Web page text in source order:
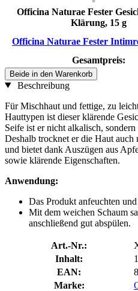
Officina Naturae Fester
Klärung, 15 g
Officina Naturae Fester
Gesamtpreis:
Beide in den Warenkorb
Beschreibung
Für Mischhaut und fettige, zu
Hauttypen ist dieser klärende
Seife ist er nicht alkalisch,
Deshalb trocknet er die Haut auch
und bietet dank Auszügen aus
sowie klärende Eigenschaften.
Anwendung:
Das Produkt anfeuchten
Mit dem weichen Schaum
anschließend gut abspülen.
Art.-Nr.:
Inhalt:
EAN:
Marke: